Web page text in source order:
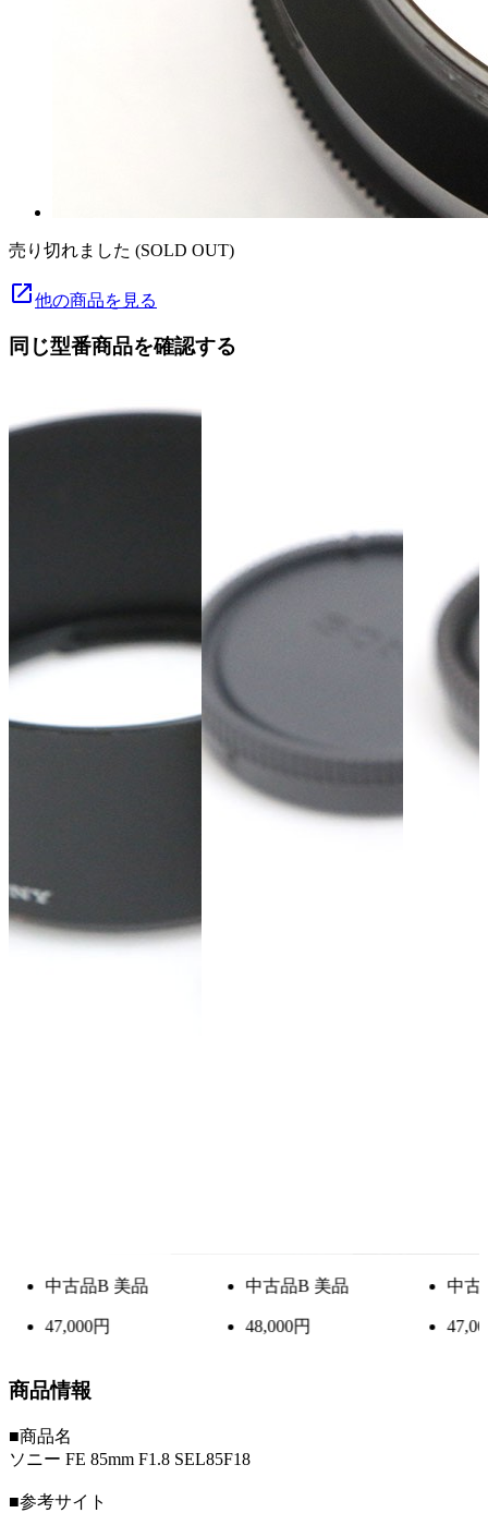
売り切れました (SOLD OUT)
launch他の商品を見る
同じ型番商品を確認する
中古品B 美品
48,000円
中古品B 美品
47,000円
中
商品情報
■商品名
ソニー FE 85mm F1.8 SEL85F18
■参考サイト